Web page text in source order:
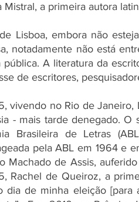
Mistral, a primeira autora
Lisboa, embora não
notadamente não está
pública. A literatura da
de escritores,
vivendo no Rio de Janeiro,
- mais tarde denegado. O
Brasileira de Letras
pela ABL em 1964 e
Machado de Assis,
Rachel de Queiroz, a
dia de minha eleição